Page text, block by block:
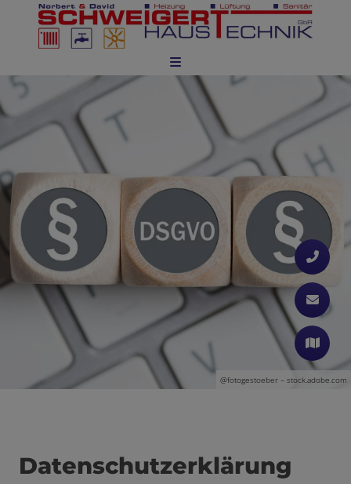
@fotogestoeber – stock.adobe.com
Datenschutzerklärung
schließen
schließen
und schließen